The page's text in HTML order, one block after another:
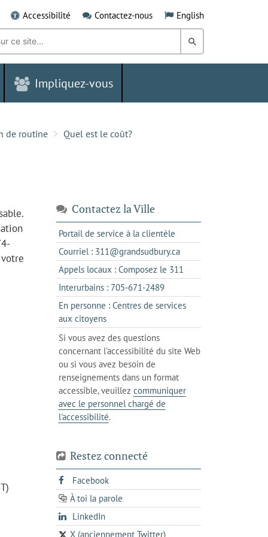
Accessibilité Contactez-nous English
Rechercher
dans
Grand
Impliquez-vous
de routine Quel est le coût?
Contactez la Ville
Portail de service à la clientèles'ouvre
dans
un
nouvel
Courriel : 311@grandsudbury.cas'ouvre
dans
votre
de
Appels locaux : Composez le 311
dans
un
client
téléphone
Interurbains : 705-671-2489s'ouvre
dans
client
votre
En personne : Centres de services
aux citoyenss'ouvre
dans
l'onglet
actuel
Si vous avez des questions
concernant l'accessibilité du site Web
ou si vous avez besoin de
renseignements dans un format
accessible, veuillez communiquer
avec le personnel chargé de
l'accessibilité.
Restez connecté
Facebooks'ouvre
dans
un
onglet
À toi la parole
opens
in
a
LinkedInopens
in
X (anciennement Twitter)